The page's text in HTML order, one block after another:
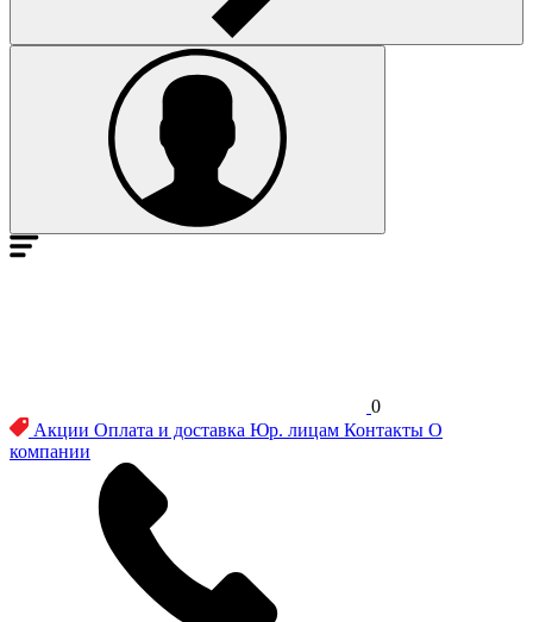
0
Акции Оплата и доставка Юр. лицам Контакты О
компании